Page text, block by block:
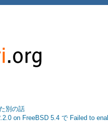
別の話
on FreeBSD 5.4 で Failed to